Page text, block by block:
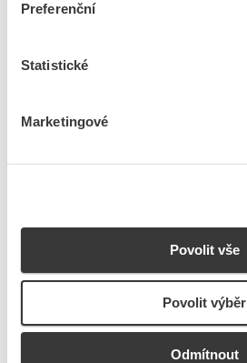
Preferenční
Statistické
Marketingové
Povolit vše
Povolit výběr
Odmítnout
energie
S optickým rozhraním
Suconet
SERCOS
Ne
Ne